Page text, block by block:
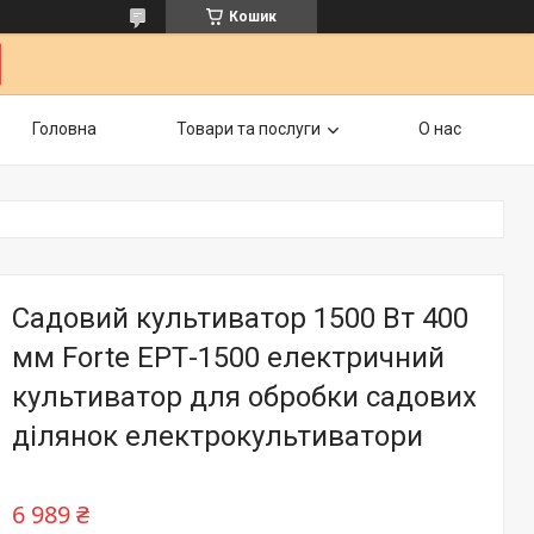
Кошик
Головна Товари та послуги О нас
Садовий культиватор 1500 Вт 400
мм Forte ЕРТ-1500 електричний
культиватор для обробки садових
ділянок електрокультиватори
6 989 ₴